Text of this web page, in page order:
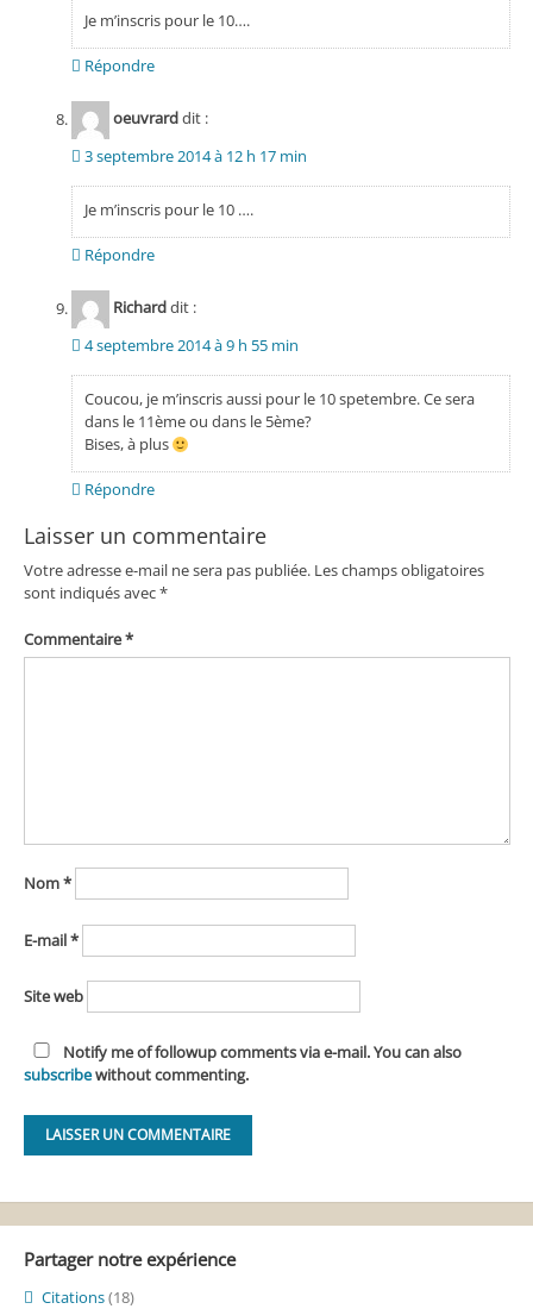
Je m’inscris pour le 10….
Répondre
oeuvrarddit :
3 septembre 2014 à 12 h 17 min
Je m’inscris pour le 10 ….
Répondre
Richarddit :
4 septembre 2014 à 9 h 55 min
Coucou, je m’inscris aussi pour le 10 spetembre. Ce sera
dans le 11ème ou dans le 5ème?
Bises, à plus
Répondre
Laisser un commentaire
Votre adresse e-mail ne sera pas publiée. Les champs obligatoires
sont indiqués avec*
Commentaire*
Nom*
E-mail*
Site web
Notify me of followup comments via e-mail. You can also
subscribewithout commenting.
Partager notre expérience
Citations(18)